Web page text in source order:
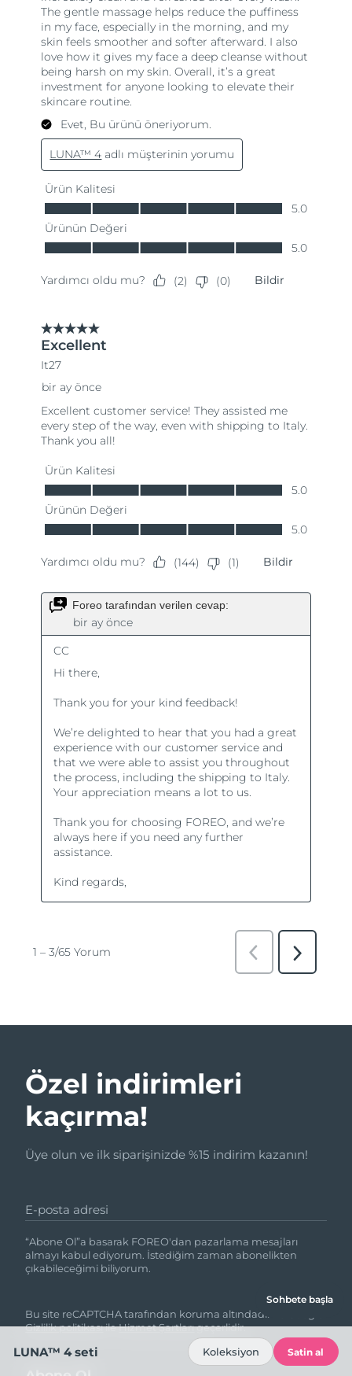
Özel indirimleri
kaçırma!
Üye olun ve ilk siparişinizde %15 indirim kazanın!
E-posta adresi
“Abone Ol”a basarak FOREO'dan pazarlama mesajları
almayı kabul ediyorum. İstediğim zaman abonelikten
çıkabileceğimi biliyorum.
Bu site reCAPTCHA tarafından koruma altındadır ve Google
Gizlilik politikasıileHizmet Şartlarıgeçerlidir.
Sohbete başla
LUNA™ 4 seti Koleksiyon Satin al